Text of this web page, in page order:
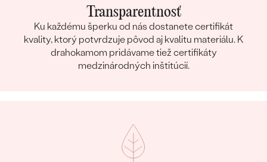
Transparentnosť
Ku každému šperku od nás dostanete certifikát
kvality, ktorý potvrdzuje pôvod aj kvalitu materiálu. K
drahokamom pridávame tiež certifikáty
medzinárodných inštitúcií.